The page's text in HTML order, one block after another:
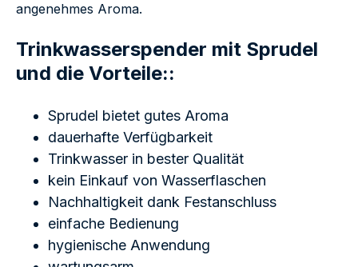
angenehmes Aroma.
Trinkwasserspender mit Sprudel
und die Vorteile::
Sprudel bietet gutes Aroma
dauerhafte Verfügbarkeit
Trinkwasser in bester Qualität
kein Einkauf von Wasserflaschen
Nachhaltigkeit dank Festanschluss
einfache Bedienung
hygienische Anwendung